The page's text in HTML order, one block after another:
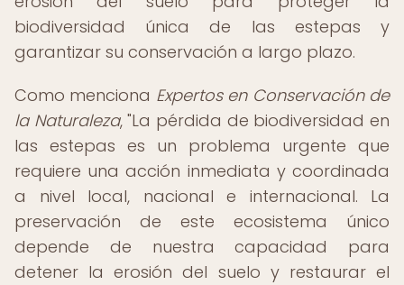
biodiversidad única de las estepas y
garantizar su conservación a largo plazo.
Como menciona Expertos en Conservación de
la Naturaleza, "La pérdida de biodiversidad en
las estepas es un problema urgente que
requiere una acción inmediata y coordinada
a nivel local, nacional e internacional. La
preservación de este ecosistema único
depende de nuestra capacidad para
detener la erosión del suelo y restaurar el